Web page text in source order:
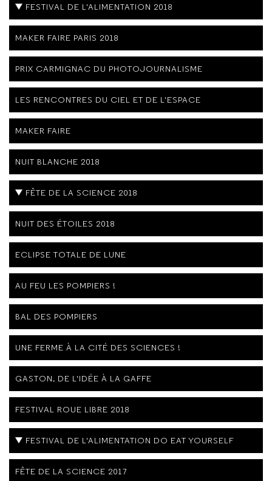
FESTIVAL DE L'ALIMENTATION 2018
MAKER FAIRE PARIS 2018
PRIX CARMIGNAC DU PHOTOJOURNALISME
LES RENCONTRES DU CIEL ET DE L'ESPACE
MAKER FAIRE
NUIT BLANCHE 2018
FÊTE DE LA SCIENCE 2018
NUIT DES ÉTOILES 2018
ECLIPSE TOTALE DE LUNE
AU FEU LES POMPIERS !
BAL DES POMPIERS
UNE FERME À LA CITÉ DES SCIENCES !
GASTON, DE L'IDÉE À LA GAFFE
FESTIVAL ROUE LIBRE 2018
FESTIVAL DE L'ALIMENTATION DO EAT YOURSELF
FÊTE DE LA SCIENCE 2017